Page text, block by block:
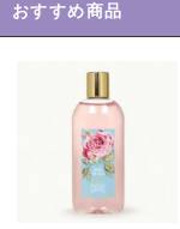
おすすめ商品